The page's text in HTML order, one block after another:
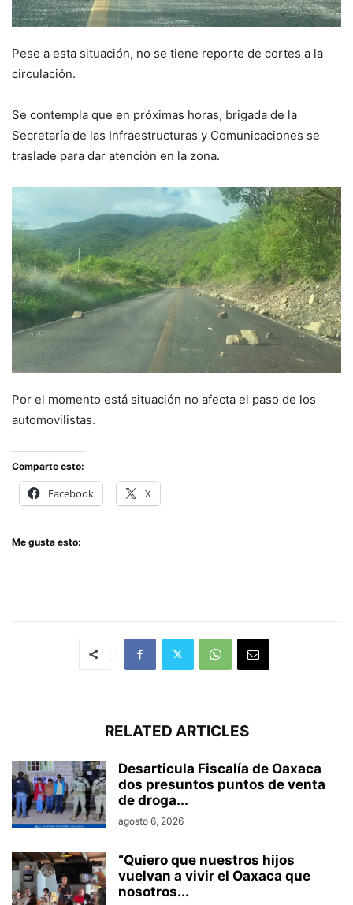
Pese a esta situación, no se tiene reporte de cortes a la
circulación.
Se contempla que en próximas horas, brigada de la
Secretaría de las Infraestructuras y Comunicaciones se
traslade para dar atención en la zona.
Por el momento está situación no afecta el paso de los
automovilistas.
Comparte esto:
Facebook X
Me gusta esto:
RELATED ARTICLES
Desarticula Fiscalía de Oaxaca
dos presuntos puntos de venta
de droga...
agosto 6, 2026
“Quiero que nuestros hijos
vuelvan a vivir el Oaxaca que
nosotros...